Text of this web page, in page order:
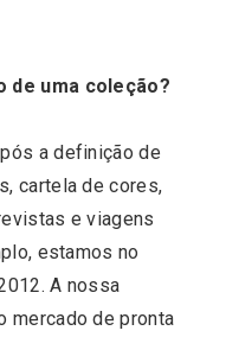
de uma coleção?
a definição de
cartela de cores,
e viagens
estamos no
A nossa
mercado de pronta